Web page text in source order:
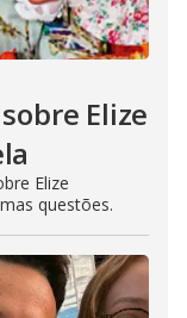
Elize
Elize
questões.